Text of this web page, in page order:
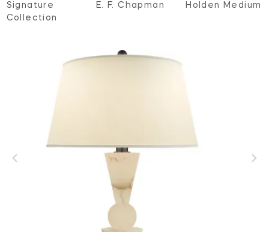
Signature
Collection
E. F. Chapman
Holden Medium